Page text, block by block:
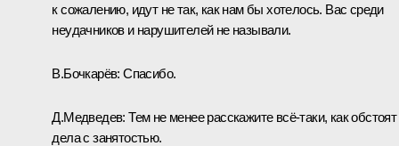
к сожалению, идут не так, как нам бы хотелось. Вас среди
неудачников и нарушителей не называли.
В.Бочкарёв: Спасибо.
Д.Медведев: Тем не менее расскажите всё‑таки, как обстоят
дела с занятостью.